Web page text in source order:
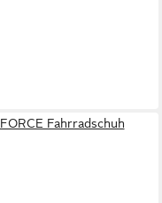
FORCE Fahrradschuh